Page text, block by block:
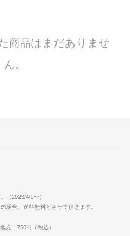
商品はまだありませ
ん。
（2023/4/1〜）
場合、送料無料とさせて頂きます。
方：750円（税込）